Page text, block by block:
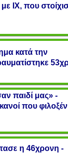
IX, που
κατά την
παιδί μας» -
που
η 46χρονη -